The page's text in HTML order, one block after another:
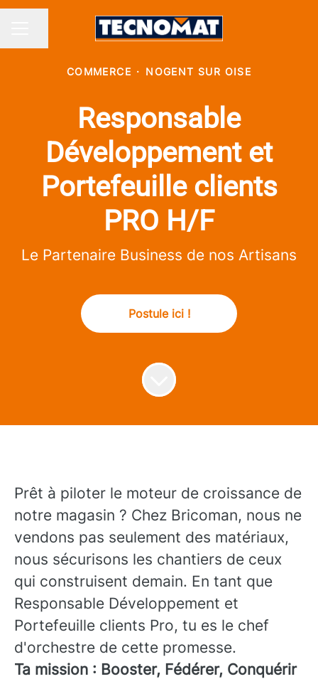
MENU CARRIÈRE
Partager la page
COMMERCE · NOGENT SUR OISE
Responsable
Développement et
Portefeuille clients
PRO H/F
Le Partenaire Business de nos Artisans
Postule ici !
Prêt à piloter le moteur de croissance de
notre magasin ? Chez Bricoman, nous ne
vendons pas seulement des matériaux,
nous sécurisons les chantiers de ceux
qui construisent demain. En tant que
Responsable Développement et
Portefeuille clients Pro, tu es le chef
d'orchestre de cette promesse.
Ta mission : Booster, Fédérer, Conquérir